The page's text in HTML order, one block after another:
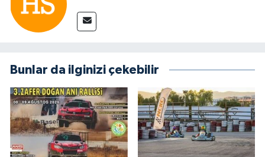
Bunlar da ilginizi çekebilir